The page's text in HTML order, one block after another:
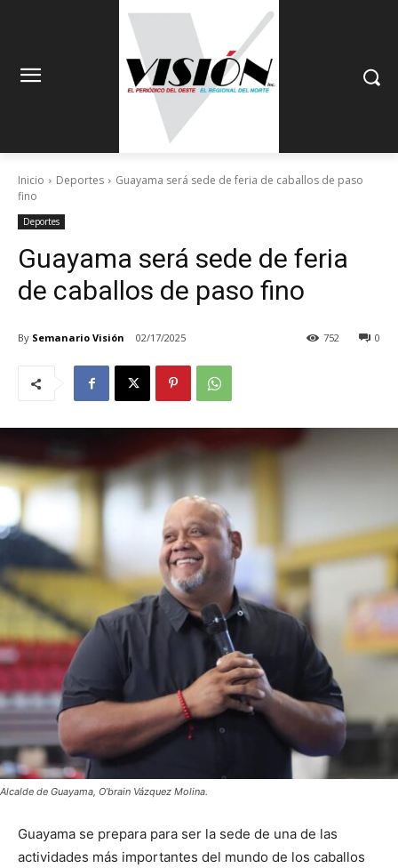
Inicio Deportes
Guayama será sede de feria de caballos de paso
fino
Deportes
Guayama será sede de feria
de caballos de paso fino
By Semanario Visión 02/17/2025 0
752
Alcalde de Guayama, O’brain Vázquez Molina.
Guayama se prepara para ser la sede de una de las
actividades más importantes del mundo de los caballos